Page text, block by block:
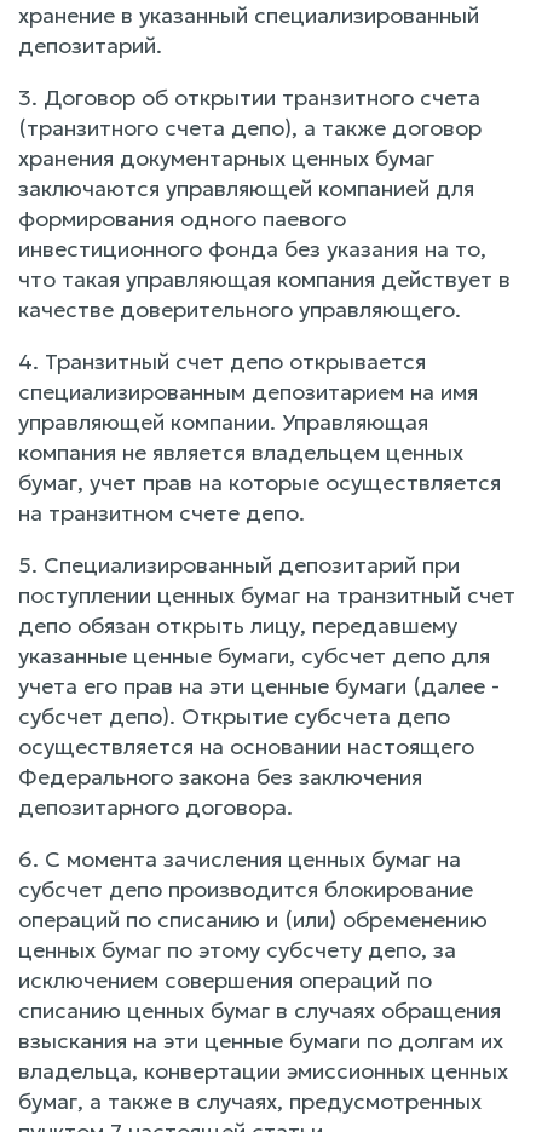
хранение в указанный специализированный
депозитарий.
3. Договор об открытии транзитного счета
(транзитного счета депо), а также договор
хранения документарных ценных бумаг
заключаются управляющей компанией для
формирования одного паевого
инвестиционного фонда без указания на то,
что такая управляющая компания действует в
качестве доверительного управляющего.
4. Транзитный счет депо открывается
специализированным депозитарием на имя
управляющей компании. Управляющая
компания не является владельцем ценных
бумаг, учет прав на которые осуществляется
на транзитном счете депо.
5. Специализированный депозитарий при
поступлении ценных бумаг на транзитный счет
депо обязан открыть лицу, передавшему
указанные ценные бумаги, субсчет депо для
учета его прав на эти ценные бумаги (далее -
субсчет депо). Открытие субсчета депо
осуществляется на основании настоящего
Федерального закона без заключения
депозитарного договора.
6. С момента зачисления ценных бумаг на
субсчет депо производится блокирование
операций по списанию и (или) обременению
ценных бумаг по этому субсчету депо, за
исключением совершения операций по
списанию ценных бумаг в случаях обращения
взыскания на эти ценные бумаги по долгам их
владельца, конвертации эмиссионных ценных
бумаг, а также в случаях, предусмотренных